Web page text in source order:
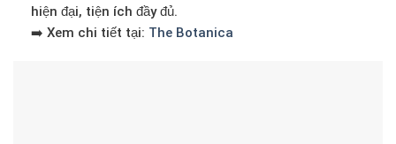
hiện đại, tiện ích đầy đủ.
➡️ Xem chi tiết tại: The Botanica